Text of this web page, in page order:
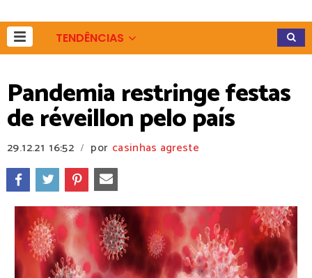
TENDÊNCIAS
Pandemia restringe festas
de réveillon pelo país
29.12.21 16:52 / por casinhas agreste